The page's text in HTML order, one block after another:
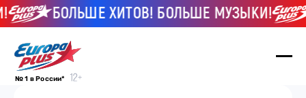
БОЛЬШЕ ХИТОВ! БОЛЬШЕ МУЗЫКИ!
№ 1 в России*